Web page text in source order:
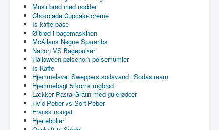
Müsli brød med nødder
Chokolade Cupcake creme
Is kaffe base
Ølbrød i bagemaskinen
McAllans Nøgne Spareribs
Natron VS Bagepulver
Halloween pølsehorn pølsemumier
Is Kaffe
Hjemmelavet Sweppers sodavand i Sodastream
Hjemmebagt 5 korns rugbrød
Lækker Pasta Gratin med gulerødder
Hvid Peber vs Sort Peber
Fransk nougat
Hjerteboller